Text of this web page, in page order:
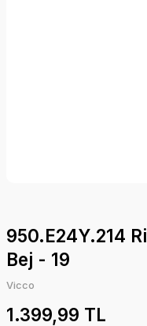
950.E24Y.214
Bej - 19
Vicco
1.399,99 TL